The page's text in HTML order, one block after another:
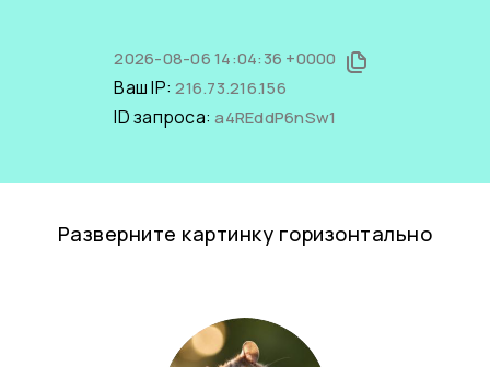
2026-08-06 14:04:36 +0000
Ваш IP:216.73.216.156
ID запроса:a4REddP6nSw1
Разверните картинку горизонтально